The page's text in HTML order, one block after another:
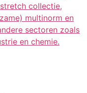
collectie,
multinorm en
sectoren zoals
en chemie.